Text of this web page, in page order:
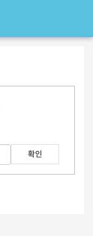
확인